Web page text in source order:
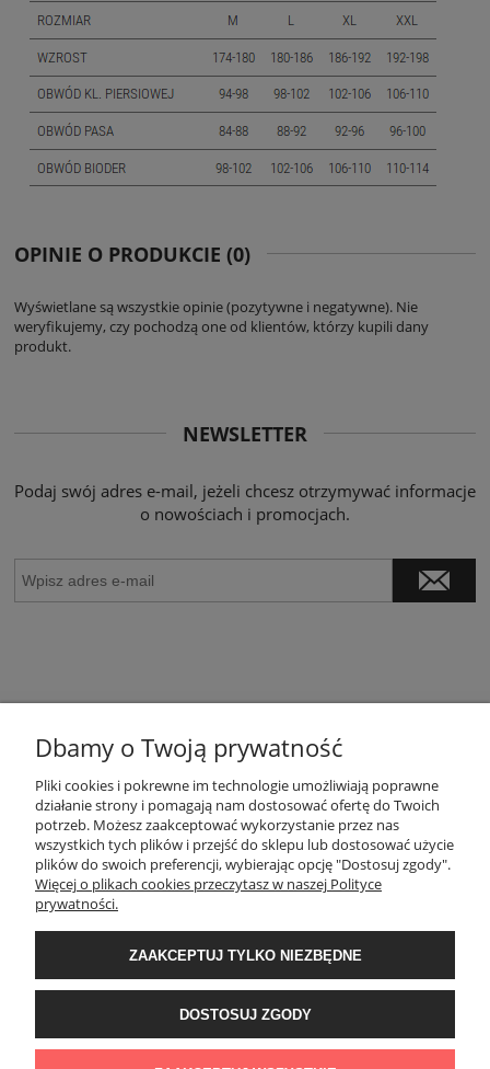
OPINIE O PRODUKCIE (0)
Wyświetlane są wszystkie opinie (pozytywne i negatywne). Nie
weryfikujemy, czy pochodzą one od klientów, którzy kupili dany
produkt.
NEWSLETTER
Podaj swój adres e-mail, jeżeli chcesz otrzymywać informacje
o nowościach i promocjach.
POMOC
MOJE KONTO
INFORMACJE
O NAS
Dbamy o Twoją prywatność
Pliki cookies i pokrewne im technologie umożliwiają poprawne
działanie strony i pomagają nam dostosować ofertę do Twoich
potrzeb. Możesz zaakceptować wykorzystanie przez nas
wszystkich tych plików i przejść do sklepu lub dostosować użycie
plików do swoich preferencji, wybierając opcję "Dostosuj zgody".
Więcej o plikach cookies przeczytasz w naszej Polityce
prywatności.
ZAAKCEPTUJ TYLKO NIEZBĘDNE
DOSTOSUJ ZGODY